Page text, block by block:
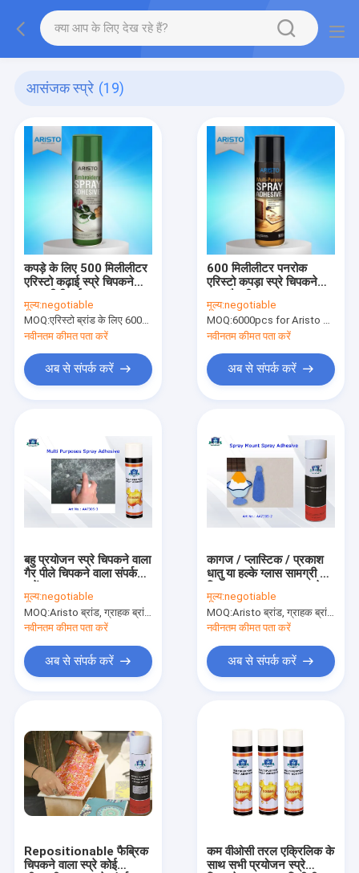
आसंजक स्प्रे (19)
कपड़े के लिए 500 मिलीलीटर
एरिस्टो कढ़ाई स्प्रे चिपकने
मूल्य:negotiable
MOQ:एरिस्टो ब्रांड के लिए 6000 पीसी, ग्राहक ब्रांड के लिए 15000 पीसी
नवीनतम कीमत पता करें
अब से संपर्क करें
600 मिलीलीटर पनरोक
एरिस्टो कपड़ा स्प्रे चिपकने
मूल्य:negotiable
MOQ:6000pcs for Aristo brand, 15000pcs for customer brand
नवीनतम कीमत पता करें
अब से संपर्क करें
बहु प्रयोजन स्प्रे चिपकने वाला
गैर पीले चिपकने वाला संपर्क
मूल्य:negotiable
MOQ:Aristo ब्रांड, ग्राहक ब्रांड के लिए 15000pcs के लिए 6000pcs
नवीनतम कीमत पता करें
अब से संपर्क करें
कागज / प्लास्टिक / प्रकाश
धातु या हल्के ग्लास सामग्री के
माउंट चिपकने वाला
मूल्य:negotiable
MOQ:Aristo ब्रांड, ग्राहक ब्रांड के लिए 15000pcs के लिए 6000pcs
नवीनतम कीमत पता करें
अब से संपर्क करें
Repositionable फैब्रिक
चिपकने वाला स्प्रे कोई
कम वीओसी तरल एक्रिलिक के
साथ सभी प्रयोजन स्प्रे